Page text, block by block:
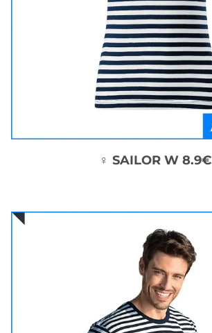
♀ SAILOR W 8.9€